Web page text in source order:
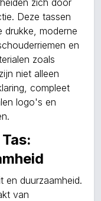
zich door
Deze tassen
moderne
en
zoals
niet alleen
compleet
logo's en
en duurzaamheid.
van